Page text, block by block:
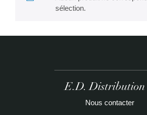
sélection.
E.D. Distribution
Nous contacter